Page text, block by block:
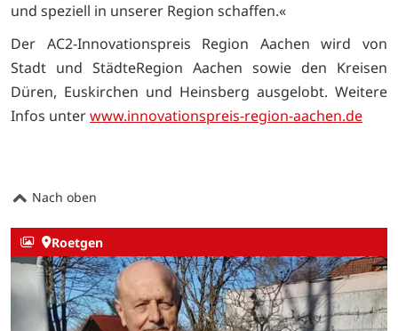
und speziell in unserer Region schaffen.«
Der AC2-Innovationspreis Region Aachen wird von
Stadt und StädteRegion Aachen sowie den Kreisen
Düren, Euskirchen und Heinsberg ausgelobt. Weitere
Infos unterwww.innovationspreis-region-aachen.de
Nach oben
Roetgen